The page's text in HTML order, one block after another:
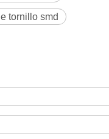
tornillo smd